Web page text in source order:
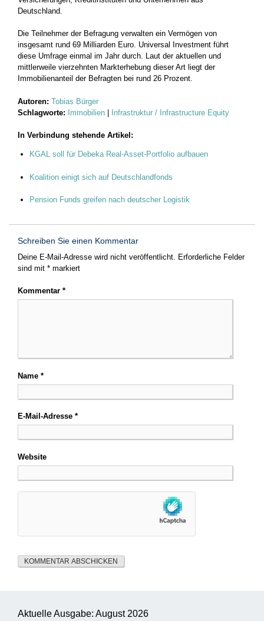
Deutschland.
Die Teilnehmer der Befragung verwalten ein Vermögen von
insgesamt rund 69 Milliarden Euro. Universal Investment führt
diese Umfrage einmal im Jahr durch. Laut der aktuellen und
mittlerweile vierzehnten Markterhebung dieser Art liegt der
Immobilienanteil der Befragten bei rund 26 Prozent.
Autoren: Tobias Bürger
Schlagworte: Immobilien | Infrastruktur / Infrastructure Equity
In Verbindung stehende Artikel:
KGAL soll für Debeka Real-Asset-Portfolio aufbauen
Koalition einigt sich auf Deutschlandfonds
Pension Funds greifen nach deutscher Logistik
Schreiben Sie einen Kommentar
Deine E-Mail-Adresse wird nicht veröffentlicht. Erforderliche Felder
sind mit * markiert
Kommentar *
Name *
E-Mail-Adresse *
Website
Aktuelle Ausgabe: August 2026